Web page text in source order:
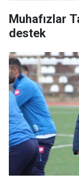
Muhafızlar
destek